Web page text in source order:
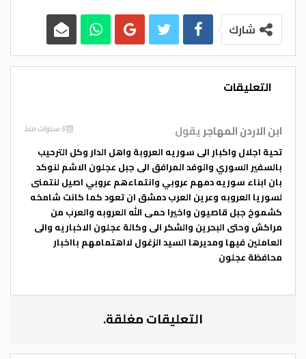
السوريين في الجامعة.
وفي بداية اللقاء رحب رئيس مجلس أمناء
السوري والوفد المرافق له ، مؤكدا على عمق
العلاقات التي تربط الأردن وسوريا ، لافتا الى
أنها علاقات تاريخية لا يمكن أن تتأثر بأي
مستجدات تحصل في المنطقة خاصة وأن
الشعبين الأردني والسوري تربطهما علاقات
نسب ومصاهرة منذ سنوات طويلة خلت .
محمود الروسان لمحة عن الجامعة والتخصصات
المتوفرة فيها ، لافتا الى أن الجامعة تأسست
شارك
التعليقات
ابن الاردن المهاجريقول 5 سنوات منذ
تحية اجلال واكبار الى سوريه العروبة واهل الدار وكل الترحيب
بالسفير السوري والوفد المرافق الى جبل عجلون الاشم لنوكد
بان ابناء سوريه دمهم عروبي وانتماءهم عروبي اصيل لنتمنى
لسوريا العروبه وعرين العرب دمشق ان تعود كما كانت شامخه
كشموخ جبل قاصيون واخيرا حمى الله العروبه والعرب من
مراكش وحتى البحرين والشكر الى وكالة عجلون الاخباريه والى
العاملين فيها ومديرها السيد الزغول لااهتمامهم بااخبار
محافظة عجلون
التعليقات مغلقة.